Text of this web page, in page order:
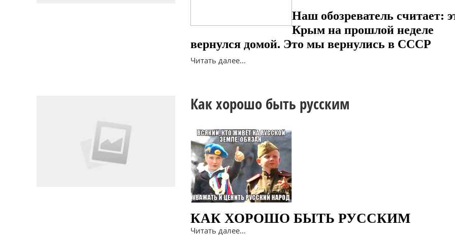
Наш обозреватель считает:
Крым на прошлой неделе
вернулся домой. Это мы вернулись в СССР
Читать далее...
Как хорошо быть русским
КАК ХОРОШО БЫТЬ РУССКИМ
Читать далее...